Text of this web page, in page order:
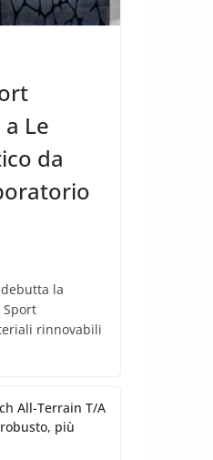
Le
da
la
Sport
rinnovabili
All-Terrain T/A
più